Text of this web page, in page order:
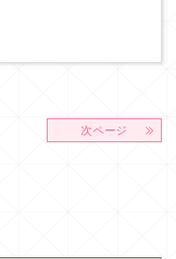
次ページ